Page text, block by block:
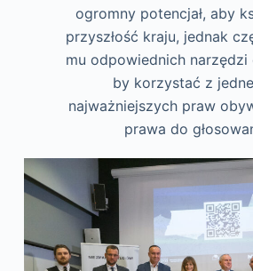
ogromny potencjał, aby
przyszłość kraju, jednak
mu odpowiednich narzędzi
by korzystać z
najważniejszych praw
prawa do